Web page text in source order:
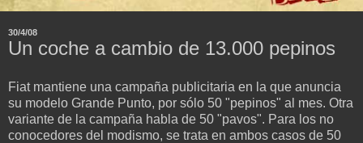
30/4/08
Un coche a cambio de 13.000 pepinos
Fiat mantiene una campaña publicitaria en la que anuncia
su modelo Grande Punto, por sólo 50 "pepinos" al mes. Otra
variante de la campaña habla de 50 "pavos". Para los no
conocedores del modismo, se trata en ambos casos de 50